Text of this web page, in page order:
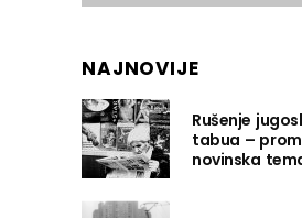
NAJNOVIJE
Rušenje
tabua –
novinska